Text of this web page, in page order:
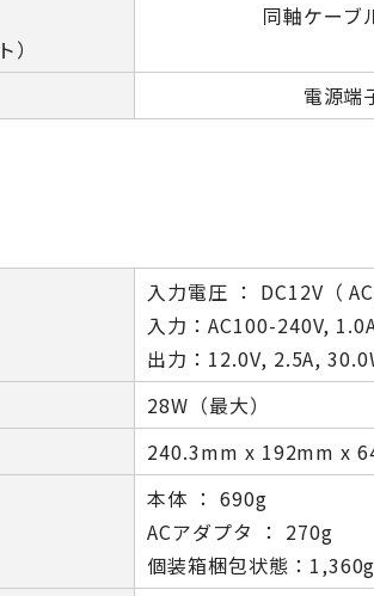
）
同軸ケーブ
電源端
入力電圧 ： DC12V（
入力：AC100-240V,
出力：12.0V, 2.5A,
28W（最大）
240.3mm x 192mm x
本体 ： 690g
ACアダプタ ： 270g
個装箱梱包状態：1,360g